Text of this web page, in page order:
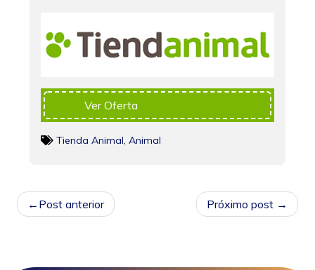
Ver Oferta
Tienda Animal Animal
NAVEGAÇÃO
DE
Post anterior Próximo post